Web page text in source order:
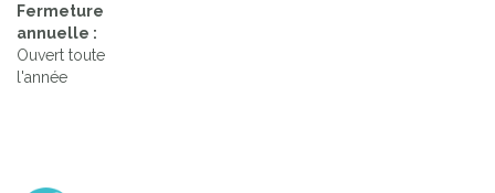
Fermeture
annuelle :
Ouvert toute
l'année